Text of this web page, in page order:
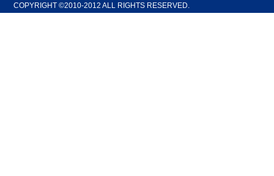
COPYRIGHT ©2010-2012 ALL RIGHTS RESERVED.